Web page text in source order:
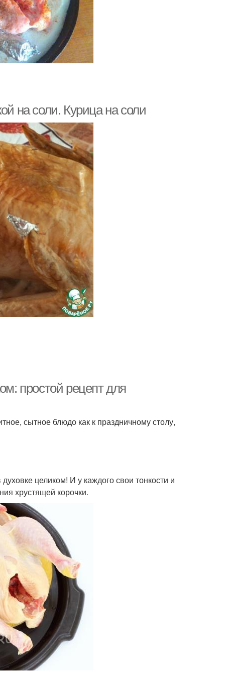
на соли. Курица на соли
простой рецепт для
сытное блюдо как к праздничному столу,
целиком! И у каждого свои тонкости и
хрустящей корочки.